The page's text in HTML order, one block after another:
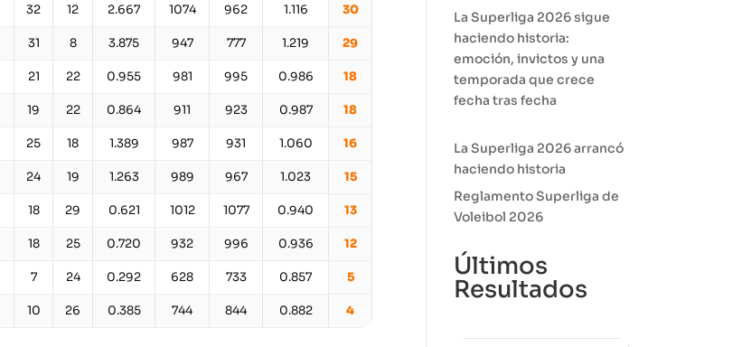
32 12 2.667 1074 962 1.116 30
31 8 3.875 947 777 1.219 29
21 22 0.955 981 995 0.986 18
19 22 0.864 911 923 0.987 18
25 18 1.389 987 931 1.060 16
24 19 1.263 989 967 1.023 15
18 29 0.621 1012 1077 0.940 13
18 25 0.720 932 996 0.936 12
7 24 0.292 628 733 0.857 5
10 26 0.385 744 844 0.882 4
La Superliga 2026 sigue
haciendo historia:
emoción, invictos y una
temporada que crece
fecha tras fecha
La Superliga 2026 arrancó
haciendo historia
Reglamento Superliga de
Voleibol 2026
Últimos
Resultados